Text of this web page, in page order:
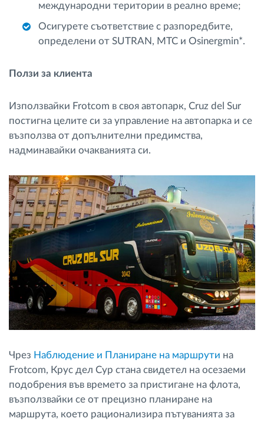
международни територии в реално време;
Осигурете съответствие с разпоредбите,
определени от SUTRAN, MTC и Osinergmin*.
Ползи за клиента
Използвайки Frotcom в своя автопарк, Cruz del Sur
постигна целите си за управление на автопарка и се
възползва от допълнителни предимства,
надминавайки очакванията си.
Чрез Наблюдение и Планиране на маршрути на
Frotcom, Крус дел Сур стана свидетел на осезаеми
подобрения във времето за пристигане на флота,
възползвайки се от прецизно планиране на
маршрута, което рационализира пътуванията за